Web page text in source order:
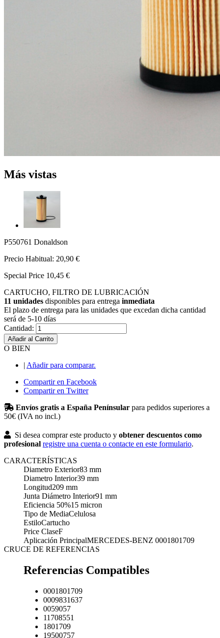
Más vistas
P550761 Donaldson
Precio Habitual: 20,90 €
Special Price 10,45 €
CARTUCHO, FILTRO DE LUBRICACIÓN
11 unidades disponibles para entrega inmediata
El plazo de entrega para las unidades que excedan dicha cantidad
será de 5-10 días
Cantidad:
Añadir al Carrito
O BIEN
| Añadir para comparar.
Compartir en Facebook
Compartir en Twitter
Envíos gratis a España Penínsular para pedidos superiores a
50€ (IVA no incl.)
Si desea comprar este producto y obtener descuentos como
profesional registre una cuenta o contacte en este formulario.
CARACTERÍSTICAS
Diametro Exterior83 mm
Diametro Interior39 mm
Longitud209 mm
Junta Diámetro Interior91 mm
Eficiencia 50%15 micron
Tipo de MediaCelulosa
EstiloCartucho
Price ClaseF
Aplicación PrincipalMERCEDES-BENZ 0001801709
CRUCE DE REFERENCIAS
Referencias Compatibles
0001801709
0009831637
0059057
11708551
1801709
19500757